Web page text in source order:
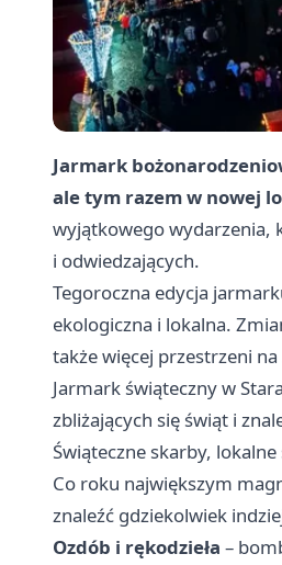
Jarmark
ale tym razem w nowej
wyjątkowego wydarzenia,
i odwiedzających.
Tegoroczna edycja
ekologiczna i lokalna.
także więcej przestrzeni
Jarmark świąteczny w
zbliżających się świąt i
Świąteczne skarby,
Co roku największym
znaleźć gdziekolwiek
Ozdób i rękodzieła –